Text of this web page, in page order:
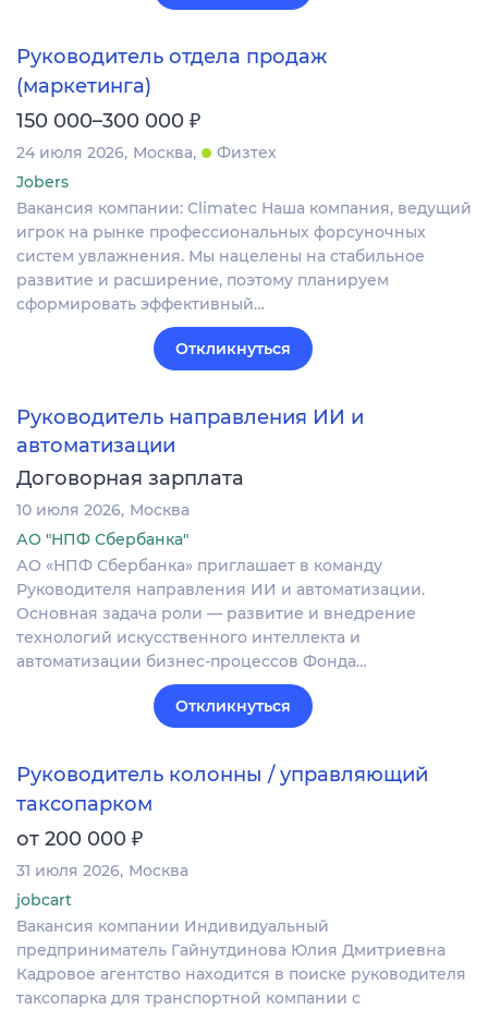
Руководитель отдела продаж
(маркетинга)
150 000–300 000 ₽
24 июля 2026 Москва
Физтех
Jobers
Вакансия компании: Climatec Наша компания, ведущий
игрок на рынке профессиональных форсуночных
систем увлажнения. Мы нацелены на стабильное
развитие и расширение, поэтому планируем
сформировать эффективный…
Откликнуться
Руководитель направления ИИ и
автоматизации
Договорная зарплата
10 июля 2026 Москва
АО "НПФ Сбербанка"
АО «НПФ Сбербанка» приглашает в команду
Руководителя направления ИИ и автоматизации.
Основная задача роли — развитие и внедрение
технологий искусственного интеллекта и
автоматизации бизнес-процессов Фонда…
Откликнуться
Руководитель колонны / управляющий
таксопарком
от 200 000 ₽
31 июля 2026 Москва
jobcart
Вакансия компании Индивидуальный
предприниматель Гайнутдинова Юлия Дмитриевна
Кадровое агентство находится в поиске руководителя
таксопарка для транспортной компании с